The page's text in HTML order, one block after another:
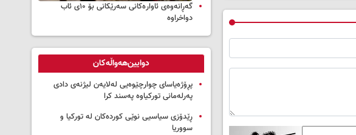
گەڕانەوەی ئاوارەکانی سەرێکانی بۆ ۱۰ی ئاب
دواخراوە
دوایین‌هەواڵەکان
پڕۆژەیاسای چوارچێوەیی لەلایەن لیژنەی دادی
پەرلەمانی تورکیاوە پەسند کرا
ڕێدۆزی سیاسیی نوێی کوردەکان لە تورکیا و
سووریا